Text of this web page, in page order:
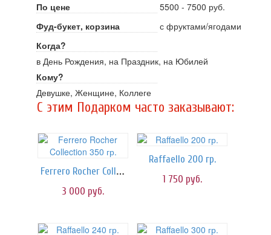
По цене
5500 - 7500 руб.
Фуд-букет, корзина
с фруктами/ягодами
Когда?
в День Рождения, на Праздник, на Юбилей
Кому?
Девушке, Женщине, Коллеге
C этим Подарком часто заказывают:
Ferrero Rocher Collection 350 гр.
3 000 руб.
Raffaello 200 гр.
1 750 руб.